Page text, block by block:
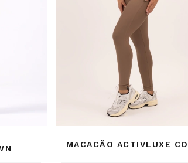
MACACÃO ACTIVLUXE